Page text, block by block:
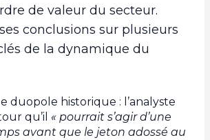
de valeur du secteur.
conclusions sur plusieurs
de la dynamique du
duopole historique : l’analyste
qu’il « pourrait s’agir d’une
avant que le jeton adossé au